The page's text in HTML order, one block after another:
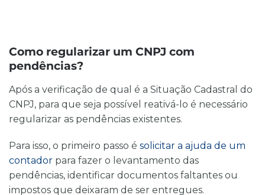
Como regularizar um CNPJ com
pendências?
Após a verificação de qual é a Situação Cadastral do
CNPJ, para que seja possível reativá-lo é necessário
regularizar as pendências existentes.
Para isso, o primeiro passo é solicitar a ajuda de um
contador para fazer o levantamento das
pendências, identificar documentos faltantes ou
impostos que deixaram de ser entregues.